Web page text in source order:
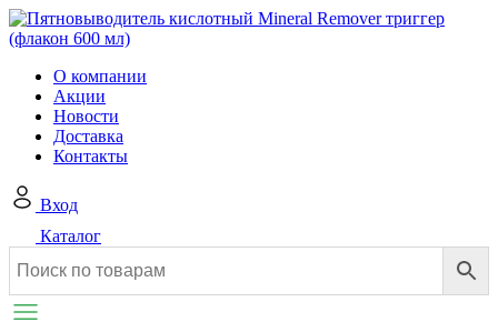
О компании
Акции
Новости
Доставка
Контакты
Вход
Каталог